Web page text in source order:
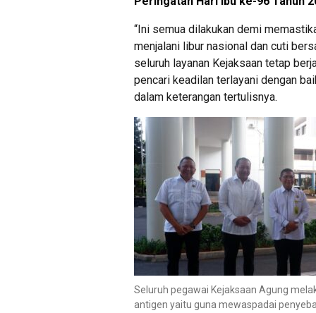
“Ini semua dilakukan demi
menjalani libur nasional dan cuti
seluruh layanan Kejaksaan tetap
pencari keadilan terlayani dengan
dalam keterangan tertulisnya.
Seluruh pegawai Kejaksaan Agung
antigen yaitu guna mewaspadai